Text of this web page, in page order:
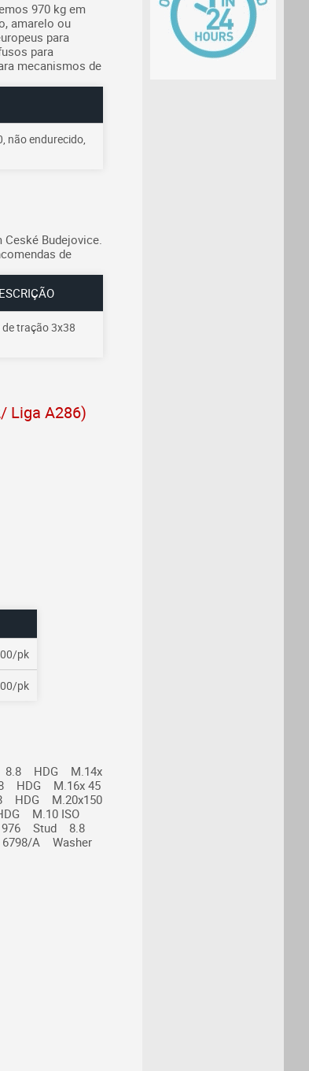
970 kg em
amarelo ou
para
para
mecanismos de
não endurecido,
Budejovice.
de
tração 3x38
Liga A286)
pk
pk
HDG M.14x
HDG M.16x 45
HDG M.20x150
M.10 ISO
976 Stud 8.8
6798/A Washer